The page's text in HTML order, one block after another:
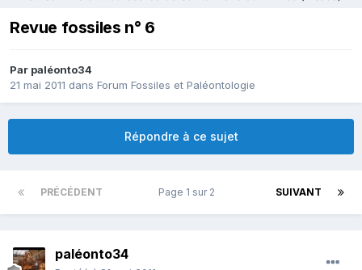
Revue fossiles n° 6
Par paléonto34
21 mai 2011 dans Forum Fossiles et Paléontologie
Répondre à ce sujet
PRÉCÉDENT SUIVANT
Page 1 sur 2
paléonto34